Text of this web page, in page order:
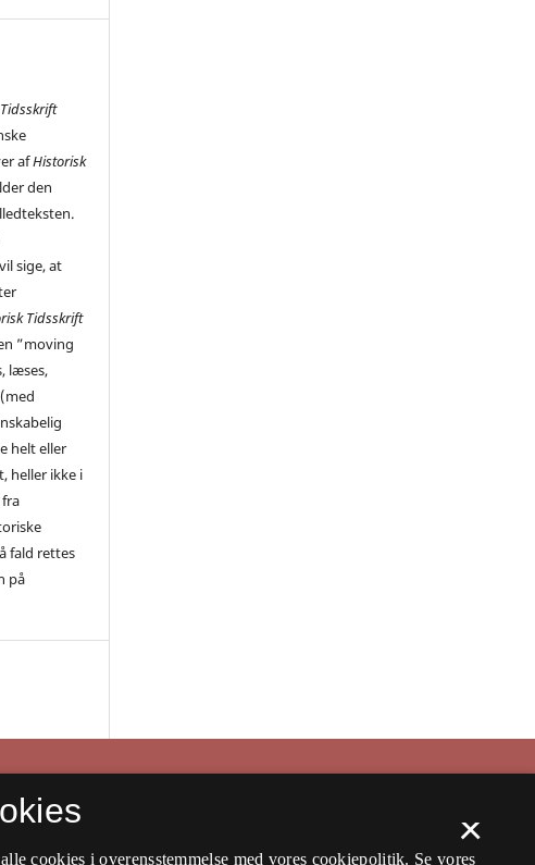
afHistorisk
den
sige, at
Tidsskrift
”moving
læses,
helt eller
heller ikke i
fald rettes
på
×
cookies i overensstemmelse med vores cookiepolitik. Se vores